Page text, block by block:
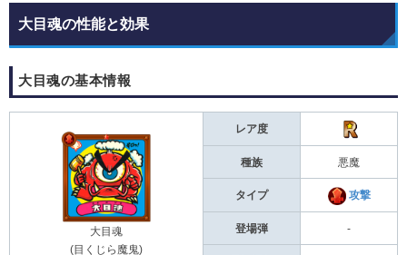
大目魂の性能と効果
大目魂の基本情報
大目魂
(目くじら魔鬼)
レア度
種族 悪魔
タイプ 攻撃
登場弾 -